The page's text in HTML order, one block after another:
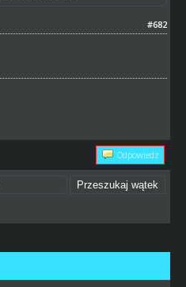
#682
Odpowiedz